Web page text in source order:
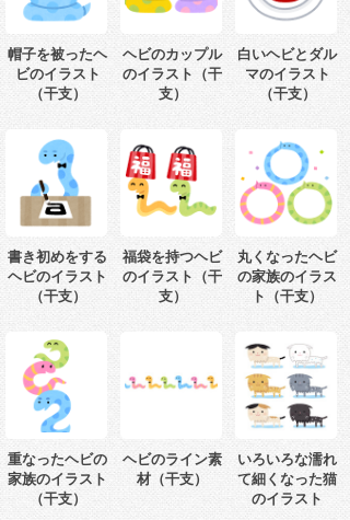
帽子を被ったヘ
ビのイラスト
（干支）
ヘビのカップル
のイラスト（干
支）
白いヘビとダル
マのイラスト
（干支）
書き初めをする
ヘビのイラスト
（干支）
福袋を持つヘビ
のイラスト（干
支）
丸くなったヘビ
の家族のイラス
ト（干支）
重なったヘビの
家族のイラスト
（干支）
ヘビのライン素
材（干支）
いろいろな濡れ
て細くなった猫
のイラスト